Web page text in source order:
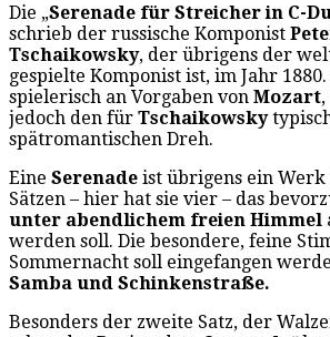
Die „Serenade für Streicher in C-
schrieb der russische Komponist
Tschaikowsky, der übrigens der
gespielte Komponist ist, im Jahr
spielerisch an Vorgaben von Mozart
jedoch den für Tschaikowsky
spätromantischen Dreh.
Eine Serenade ist übrigens ein
Sätzen – hier hat sie vier – das
unter abendlichem freien Himmel
werden soll. Die besondere, feine
Sommernacht soll eingefangen
Samba und Schinkenstraße.
Besonders der zweite Satz, der